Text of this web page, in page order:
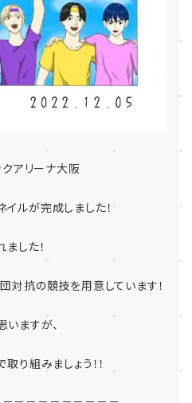
アリーナ大阪
ルが完成しました！
した！
対抗の競技を用意しています！
ますが、
り組みましょう！！